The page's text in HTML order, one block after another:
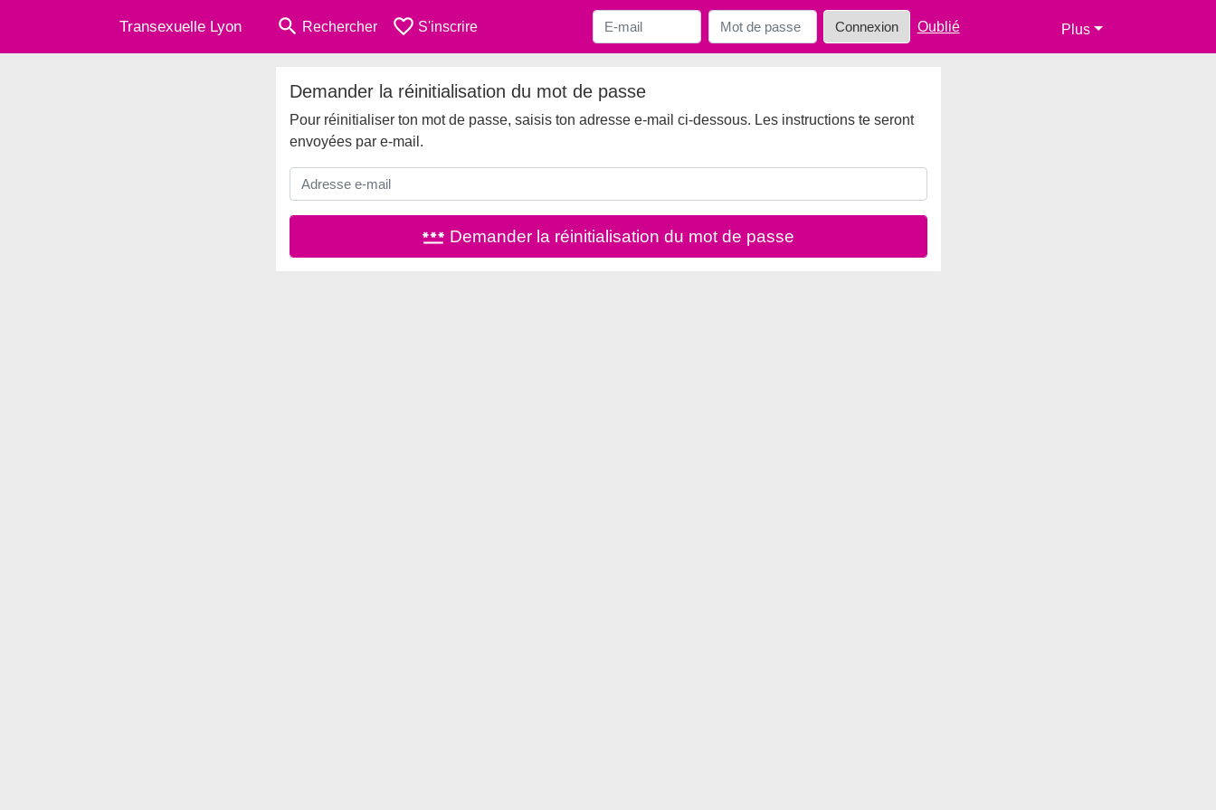
Transexuelle Lyon search Rechercher favorite_border S'inscrire Connexion Oublié Plus
Demander la réinitialisation du mot de passe
Pour réinitialiser ton mot de passe, saisis ton adresse e-mail ci-dessous. Les instructions te seront
envoyées par e-mail.
password Demander la réinitialisation du mot de passe